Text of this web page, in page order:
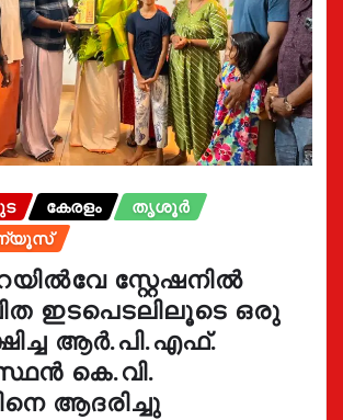
കേരളം
തൃശൂർ
സ്റ്റേഷനിൽ
ഇടപെടലിലൂടെ ഒരു
ആർ.പി.എഫ്.
കെ.വി.
ആദരിച്ചു